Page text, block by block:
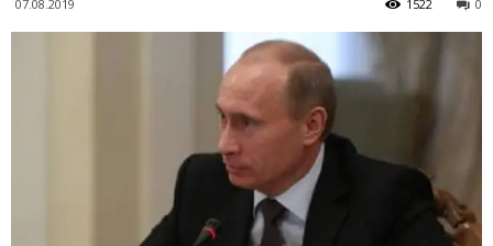
07.08.2019 0
1522